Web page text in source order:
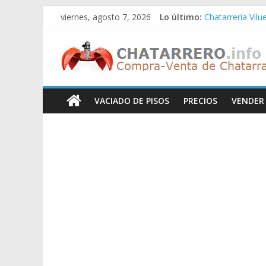
Saltar
contenido
viernes, agosto 7, 2026 Lo último: Chatarreria
Chatarreria
Chatarreria
Chatarreros
–
Precio
VACIADO DE PISOS PRECIOS